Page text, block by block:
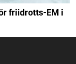
friidrotts-EM i